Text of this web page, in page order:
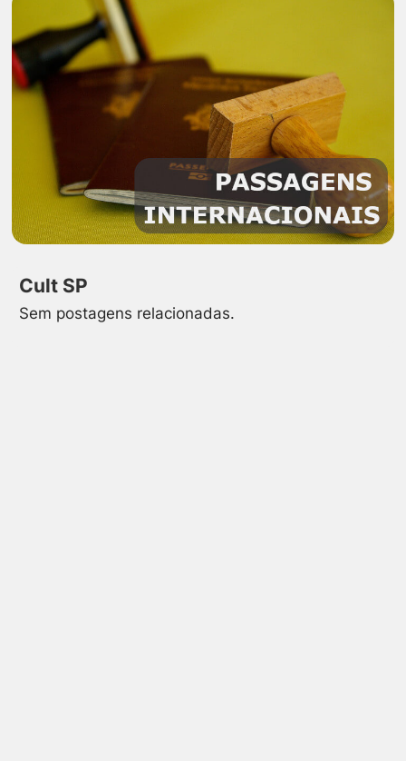
Cult SP
Sem postagens relacionadas.